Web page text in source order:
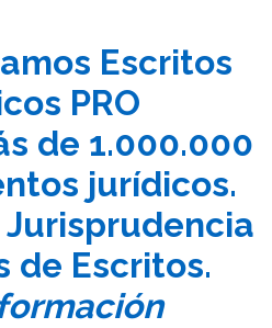
Escritos
PRO
de 1.000.000
jurídicos.
de Escritos.